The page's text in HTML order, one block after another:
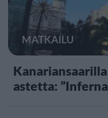
MATKAILU
astetta: